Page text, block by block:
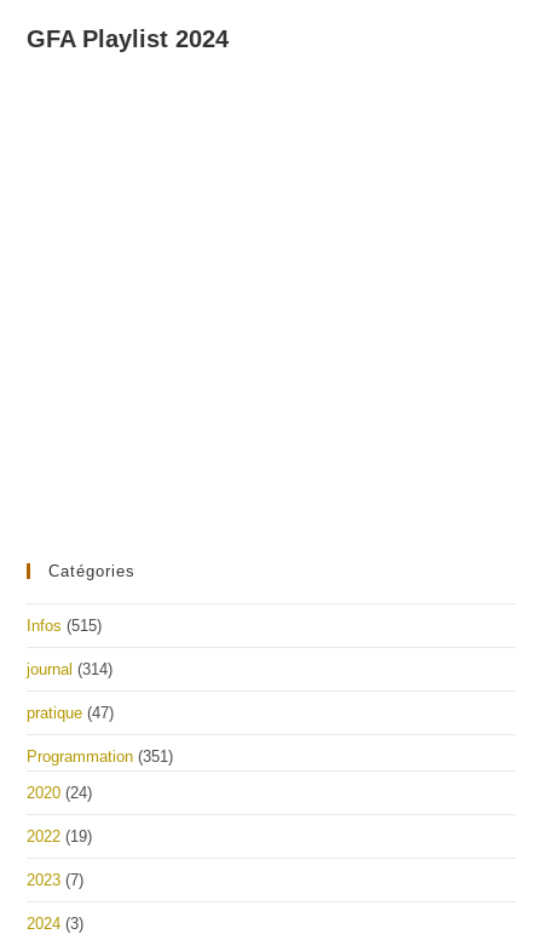
GFA Playlist 2024
Catégories
Infos (515)
journal (314)
pratique (47)
Programmation (351)
2020 (24)
2022 (19)
2023 (7)
2024 (3)